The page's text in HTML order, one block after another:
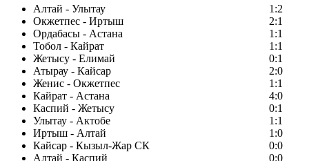
Алтай - Улытау
1:2
Окжетпес - Иртыш
2:1
Ордабасы - Астана
1:1
Тобол - Кайрат
1:1
Жетысу - Елимай
0:1
Атырау - Кайсар
2:0
Женис - Окжетпес
1:1
Кайрат - Астана
4:0
Каспий - Жетысу
0:1
Улытау - Актобе
1:1
Иртыш - Алтай
1:0
Кайсар - Кызыл-Жар СК
0:0
Алтай - Каспий
0:0